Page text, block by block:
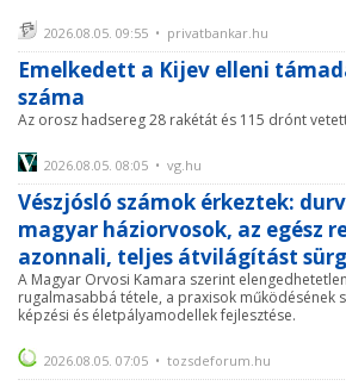
2026.08.05. 09:55 • privatbankar.hu
Emelkedett a Kijev elleni
száma
Az orosz hadsereg 28 rakétát és 115 drónt
2026.08.05. 08:05 • vg.hu
Vészjósló számok érkeztek:
magyar háziorvosok, az egész
azonnali, teljes átvilágítást
A Magyar Orvosi Kamara szerint
rugalmasabbá tétele, a praxisok működésének
képzési és életpályamodellek fejlesztése.
2026.08.05. 07:05 • tozsdeforum.hu